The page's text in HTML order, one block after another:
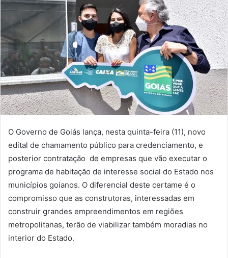
O Governo de Goiás lança, nesta quinta-feira (11), novo
edital de chamamento público para credenciamento, e
posterior contratação de empresas que vão executar o
programa de habitação de interesse social do Estado nos
municípios goianos. O diferencial deste certame é o
compromisso que as construtoras, interessadas em
construir grandes empreendimentos em regiões
metropolitanas, terão de viabilizar também moradias no
interior do Estado.